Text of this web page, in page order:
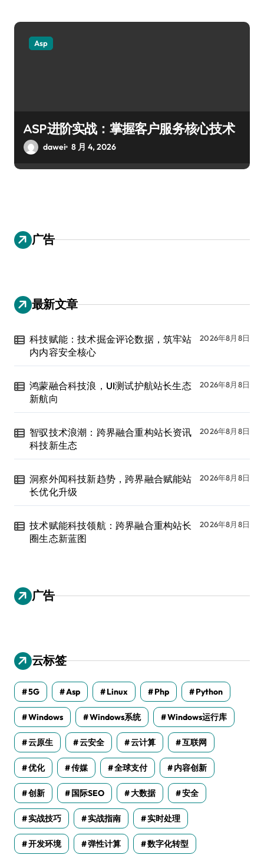
Asp
ASP进阶实战：掌握客户服务核心技术
dawei 8 月 4, 2026
广告
最新文章
科技赋能：技术掘金评论数据，筑牢站
内内容安全核心
2026年8月8日
鸿蒙融合科技浪，UI测试护航站长生态
新航向
2026年8月8日
智驭技术浪潮：跨界融合重构站长资讯
科技新生态
2026年8月8日
洞察外闻科技新趋势，跨界融合赋能站
长优化升级
2026年8月8日
技术赋能科技领航：跨界融合重构站长
圈生态新蓝图
2026年8月8日
广告
云标签
5G Asp Linux Php Python
Windows Windows系统 Windows运行库
云原生 云安全 云计算 互联网
优化 传媒 全球支付 内容创新
创新 国际SEO 大数据 安全
实战技巧 实战指南 实时处理
开发环境 弹性计算 数字化转型